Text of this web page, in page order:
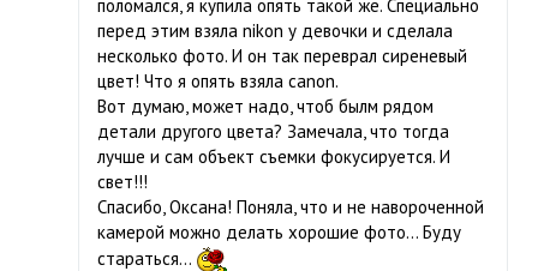
поломался, я купила опять такой же. Специально
перед этим взяла nikon у девочки и сделала
несколько фото. И он так переврал сиреневый
цвет! Что я опять взяла canon.
Вот думаю, может надо, чтоб былм рядом
детали другого цвета? Замечала, что тогда
лучше и сам объект съемки фокусируется. И
свет!!!
Спасибо, Оксана! Поняла, что и не навороченной
камерой можно делать хорошие фото… Буду
стараться…